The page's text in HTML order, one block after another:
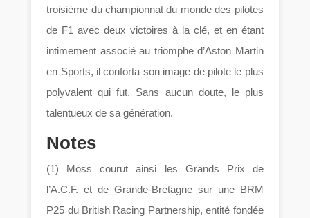
troisième du championnat du monde des pilotes
de F1 avec deux victoires à la clé, et en étant
intimement associé au triomphe d’Aston Martin
en Sports, il conforta son image de pilote le plus
polyvalent qui fut. Sans aucun doute, le plus
talentueux de sa génération.
Notes
(1) Moss courut ainsi les Grands Prix de
l’A.C.F. et de Grande-Bretagne sur une BRM
P25 du British Racing Partnership, entité fondée